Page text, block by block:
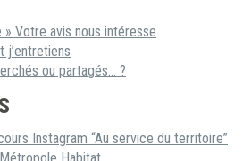
» Votre avis nous intéresse
j’entretiens
ou partagés… ?
Instagram “Au service du territoire”
Habitat